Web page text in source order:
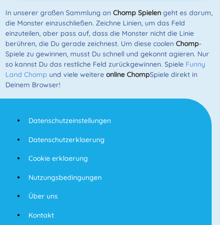
In unserer großen Sammlung an Chomp Spielengeht es darum,
die Monster einzuschließen. Zeichne Linien, um das Feld
einzuteilen, aber pass auf, dass die Monster nicht die Linie
berühren, die Du gerade zeichnest. Um diese coolen Chomp-
Spiele zu gewinnen, musst Du schnell und gekonnt agieren. Nur
so kannst Du das restliche Feld zurückgewinnen. Spiele Funny
Land Chomp und viele weitere online ChompSpiele direkt in
Deinem Browser!
Datenschutzeinstellungen
Datenschutzerklaerung
Cookie erklaerung
Nutzungsbedingungen
Über uns
Kontakt